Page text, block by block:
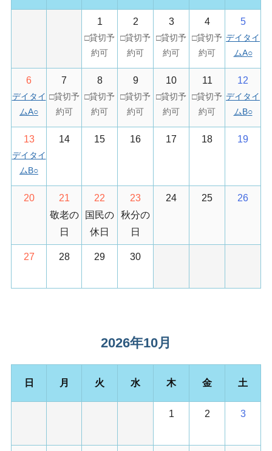
1 2 3 4 5
デイタイ
ムA○
6
デイタイ
ムA○
7 8 9 10 11 12
デイタイ
ムB○
13
デイタイ
ムB○
14 15 16 17 18 19
20
21
敬老の
日
22
国民の
休日
23
秋分の
日
24 25 26
27 28 29 30
2026年10月
日 月 火 水 木 金 土
1 2 3